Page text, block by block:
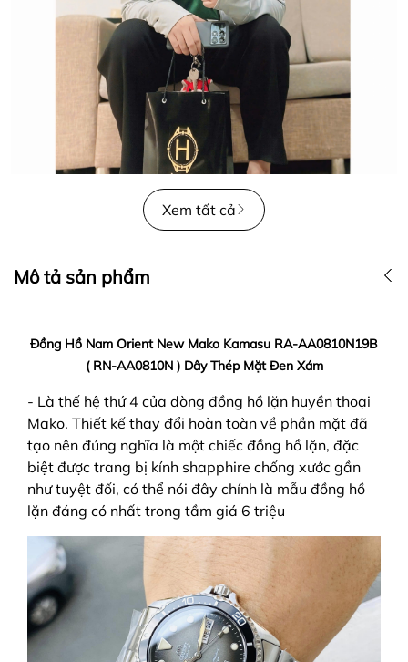
Xem tất cả
Mô tả sản phẩm
Đồng Hồ Nam Orient New Mako Kamasu RA-AA0810N19B
( RN-AA0810N ) Dây Thép Mặt Đen Xám
- Là thế hệ thứ 4 của dòng đồng hồ lặn huyền thoại
Mako. Thiết kế thay đổi hoàn toàn về phần mặt đã
tạo nên đúng nghĩa là một chiếc đồng hồ lặn, đặc
biệt được trang bị kính shapphire chống xước gần
như tuyệt đối, có thể nói đây chính là mẫu đồng hồ
lặn đáng có nhất trong tầm giá 6 triệu